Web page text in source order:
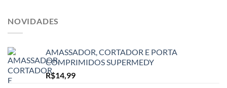
NOVIDADES
AMASSADOR, CORTADOR E PORTA
COMPRIMIDOS SUPERMEDY
R$14,99